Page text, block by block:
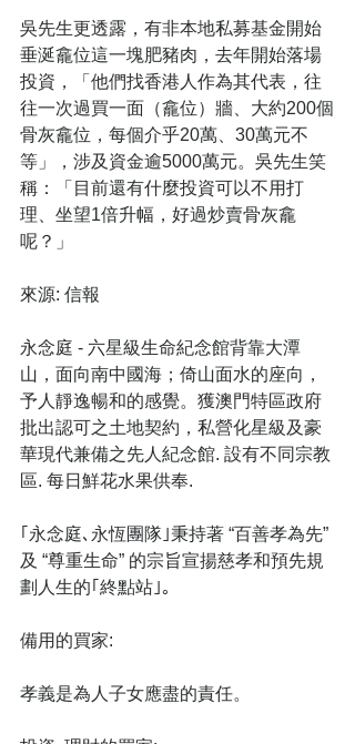
吳先生更透露，有非本地私募基金開始
垂涎龕位這一塊肥豬肉，去年開始落場
投資，「他們找香港人作為其代表，往
往一次過買一面（龕位）牆、大約200個
骨灰龕位，每個介乎20萬、30萬元不
等」，涉及資金逾5000萬元。吳先生笑
稱：「目前還有什麼投資可以不用打
理、坐望1倍升幅，好過炒賣骨灰龕
呢？」
來源: 信報
永念庭 - 六星級生命紀念館背靠大潭
山，面向南中國海；倚山面水的座向，
予人靜逸暢和的感覺。獲澳門特區政府
批出認可之土地契約，私營化星級及豪
華現代兼備之先人紀念館. 設有不同宗教
區. 每日鮮花水果供奉.
｢永念庭､永恆團隊｣秉持著 “百善孝為先”
及 “尊重生命” 的宗旨宣揚慈孝和預先規
劃人生的｢終點站｣｡
備用的買家:
孝義是為人子女應盡的責任。